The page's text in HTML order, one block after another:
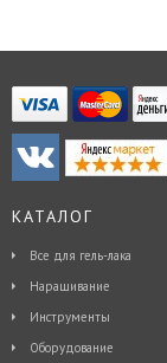
КАТАЛОГ
Все для гель-лака
Наращивание
Инструменты
Оборудование